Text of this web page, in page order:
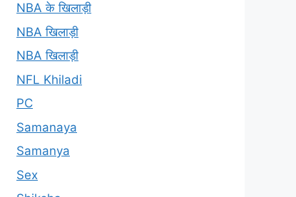
NBA के खिलाड़ी
NBA खिलाड़ी
NBA खिलाड़ी
NFL Khiladi
PC
Samanaya
Samanya
Sex